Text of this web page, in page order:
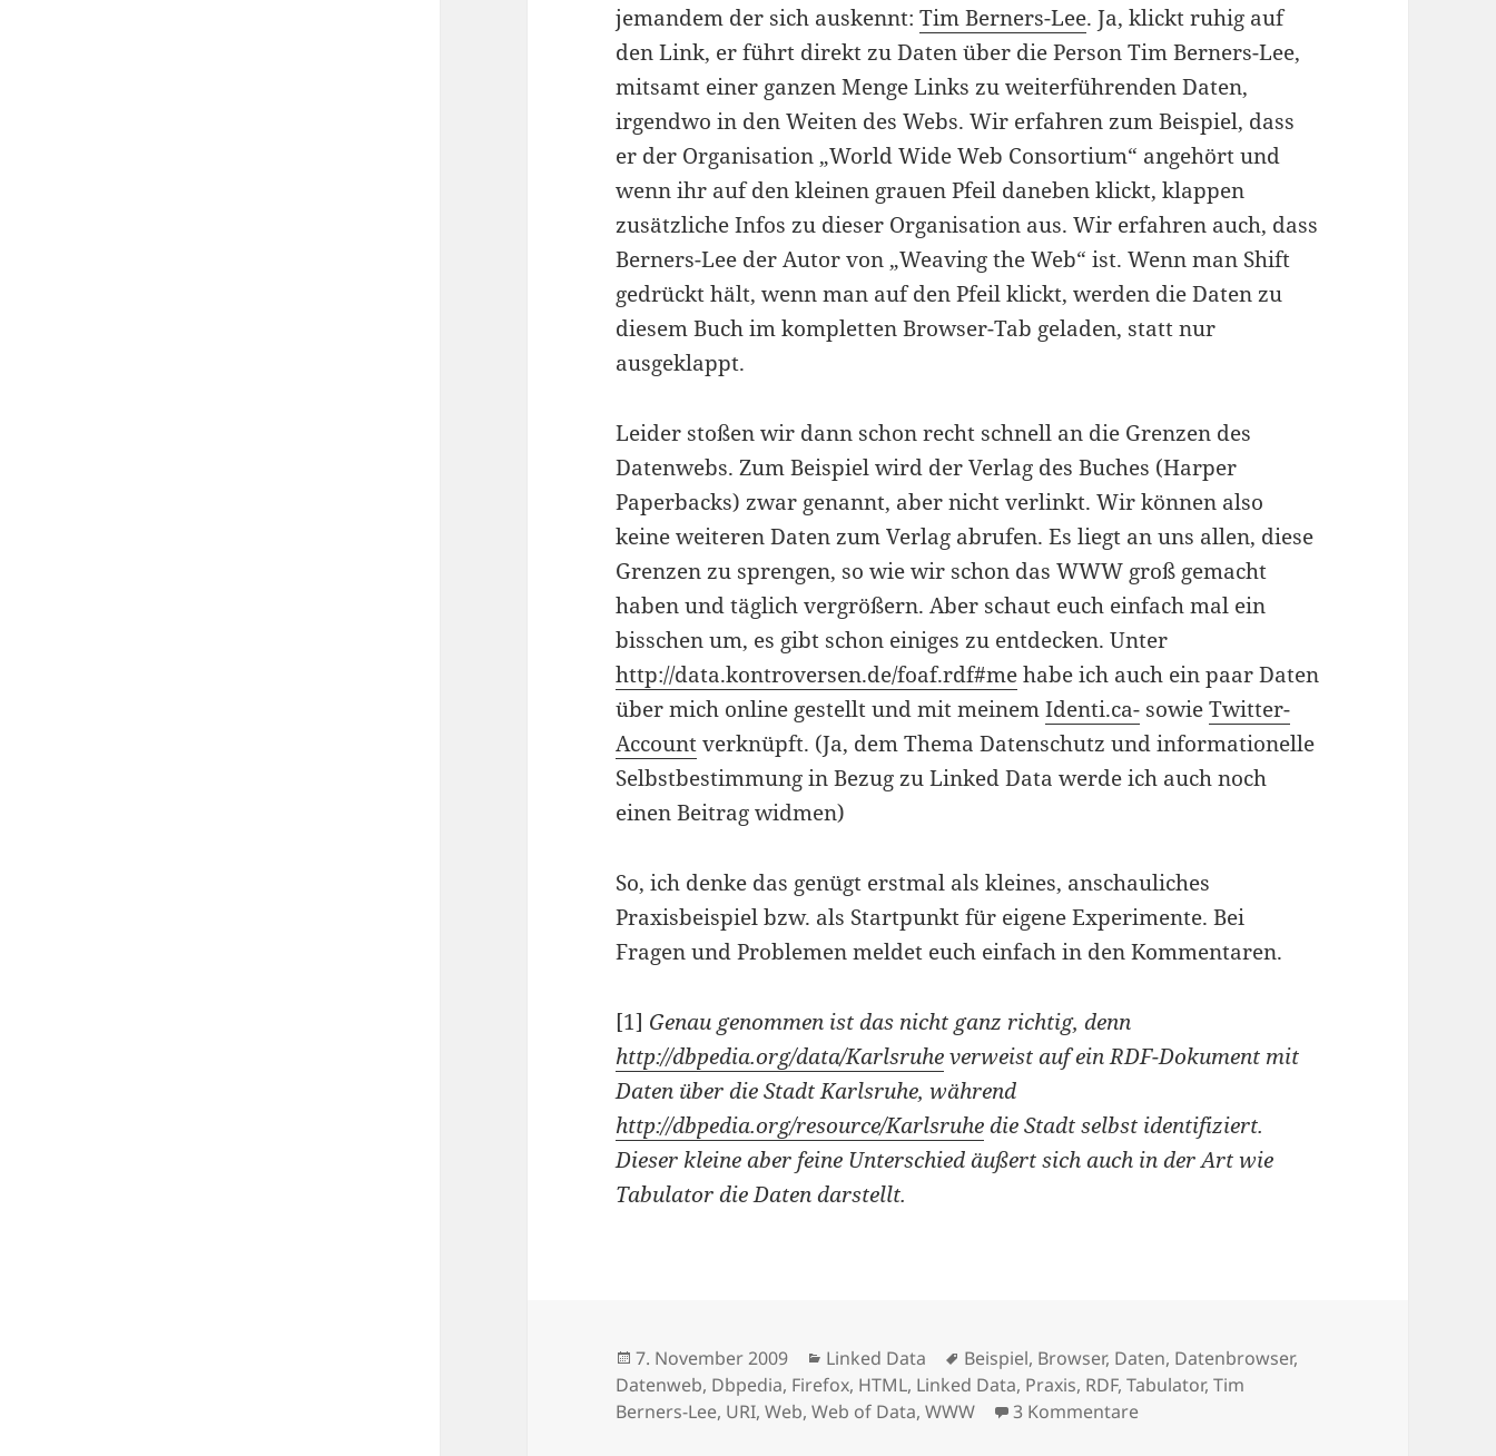
jemandem der sich auskennt:Tim Berners-Lee. Ja, klickt ruhig auf
den Link, er führt direkt zu Daten über die Person Tim Berners-Lee,
mitsamt einer ganzen Menge Links zu weiterführenden Daten,
irgendwo in den Weiten des Webs. Wir erfahren zum Beispiel, dass
er der Organisation „World Wide Web Consortium“ angehört und
wenn ihr auf den kleinen grauen Pfeil daneben klickt, klappen
zusätzliche Infos zu dieser Organisation aus. Wir erfahren auch, dass
Berners-Lee der Autor von „Weaving the Web“ ist. Wenn man Shift
gedrückt hält, wenn man auf den Pfeil klickt, werden die Daten zu
diesem Buch im kompletten Browser-Tab geladen, statt nur
ausgeklappt.
Leider stoßen wir dann schon recht schnell an die Grenzen des
Datenwebs. Zum Beispiel wird der Verlag des Buches (Harper
Paperbacks) zwar genannt, aber nicht verlinkt. Wir können also
keine weiteren Daten zum Verlag abrufen. Es liegt an uns allen, diese
Grenzen zu sprengen, so wie wir schon das WWW groß gemacht
haben und täglich vergrößern. Aber schaut euch einfach mal ein
bisschen um, es gibt schon einiges zu entdecken. Unter
http://data.kontroversen.de/foaf.rdf#mehabe ich auch ein paar Daten
über mich online gestellt und mit meinemIdenti.ca- sowieTwitter-
Accountverknüpft. (Ja, dem Thema Datenschutz und informationelle
Selbstbestimmung in Bezug zu Linked Data werde ich auch noch
einen Beitrag widmen)
So, ich denke das genügt erstmal als kleines, anschauliches
Praxisbeispiel bzw. als Startpunkt für eigene Experimente. Bei
Fragen und Problemen meldet euch einfach in den Kommentaren.
[1] Genau genommen ist das nicht ganz richtig, denn
http://dbpedia.org/data/Karlsruheverweistauf ein RDF-Dokument mit
Daten über die Stadt Karlsruhe, während
http://dbpedia.org/resource/Karlsruhedie Stadt selbst identifiziert.
Dieser kleine aber feine Unterschied äußert sich auch in der Art wie
Tabulator die Daten darstellt.
Veröffentlicht
am
7. November 2009 Kategorien
Linked Data Schlagwörter
Beispiel, Browser, Daten, Datenbrowser,
Datenweb, Dbpedia, Firefox, HTML, Linked Data, Praxis, RDF,Tabulator,Tim
Berners-Lee, URI,Web,Web of Data,WWW 3 Kommentarezu Data-Browsing – Ein kurzer Ausflug ins